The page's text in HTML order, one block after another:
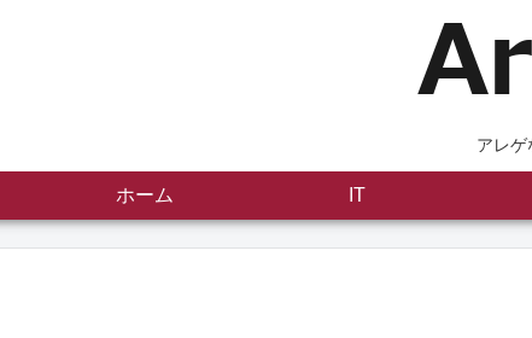
アレゲ
ホーム IT